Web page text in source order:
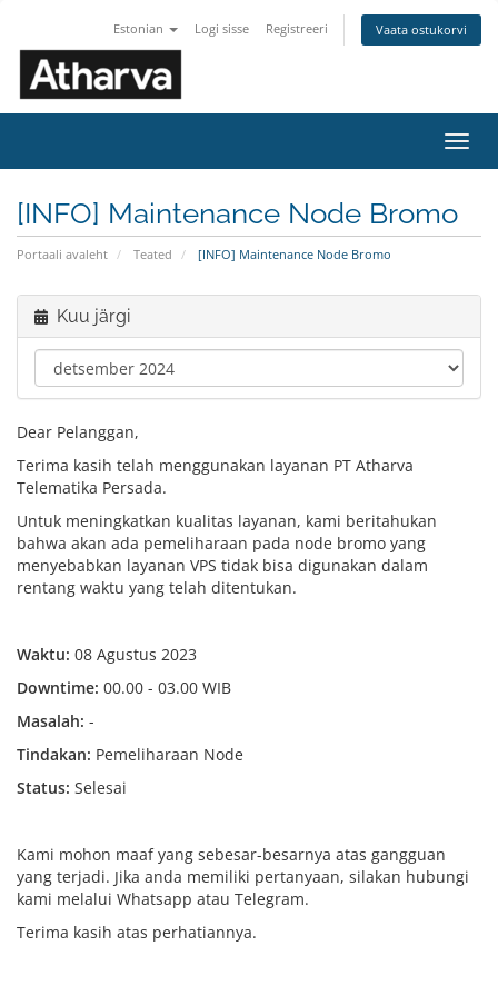
Estonian Logi sisse Registreeri Vaata ostukorvi
[INFO] Maintenance Node Bromo
Portaali avaleht Teated [INFO] Maintenance Node Bromo
Kuu järgi
Dear Pelanggan,
Terima kasih telah menggunakan layanan PT Atharva
Telematika Persada.
Untuk meningkatkan kualitas layanan, kami beritahukan
bahwa akan ada pemeliharaan pada node bromo yang
menyebabkan layanan VPS tidak bisa digunakan dalam
rentang waktu yang telah ditentukan.
Waktu: 08 Agustus 2023
Downtime: 00.00 - 03.00 WIB
Masalah: -
Tindakan: Pemeliharaan Node
Status: Selesai
Kami mohon maaf yang sebesar-besarnya atas gangguan
yang terjadi. Jika anda memiliki pertanyaan, silakan hubungi
kami melalui Whatsapp atau Telegram.
Terima kasih atas perhatiannya.